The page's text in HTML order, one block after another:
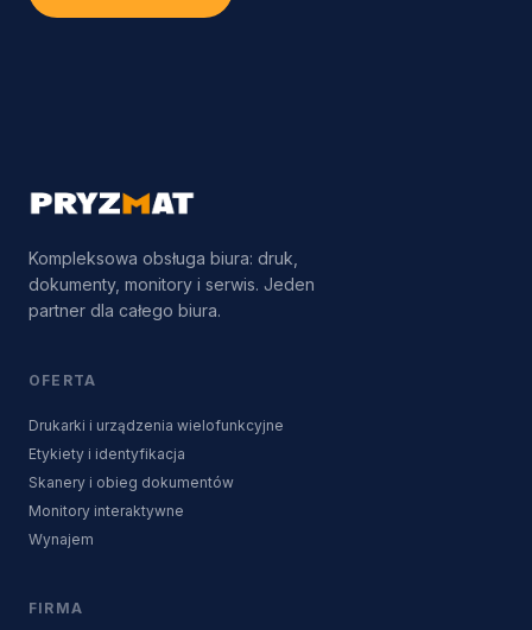
Kompleksowa obsługa biura: druk,
dokumenty, monitory i serwis. Jeden
partner dla całego biura.
OFERTA
Drukarki i urządzenia wielofunkcyjne
Etykiety i identyfikacja
Skanery i obieg dokumentów
Monitory interaktywne
Wynajem
FIRMA